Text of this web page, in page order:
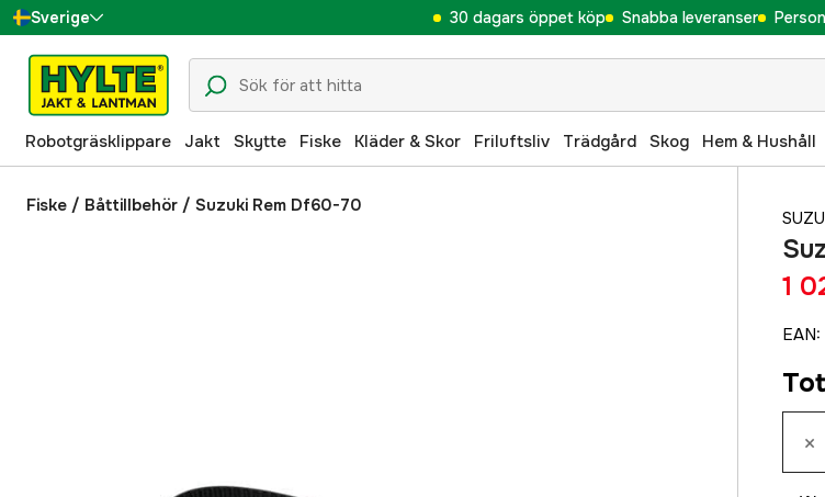
Sverige
Danmark
Suomi
Norge
Deutschland
30 dagars öppet köp Snabba leveranser
Robotgräsklippare Jakt Skytte Fiske Kläder & Skor Friluftsliv Trädgård Skog Hem & Hushåll
Fiske / Båttillbehör / Suzuki Rem Df60-70
1
EAN:
×